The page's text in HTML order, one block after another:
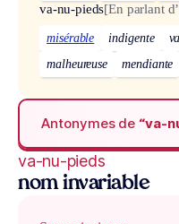
va-nu-pieds[En parlant
misérable indigente
malheureuse
mendiante
Antonymes de “va-
va-nu-pieds
nom invariable